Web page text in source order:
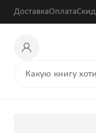
ДоставкаОплата